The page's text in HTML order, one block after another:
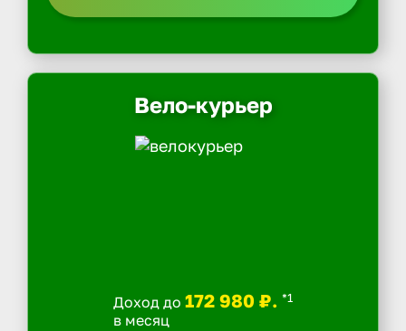
Вело-курьер
Доход до 172 980 ₽. *1
в месяц